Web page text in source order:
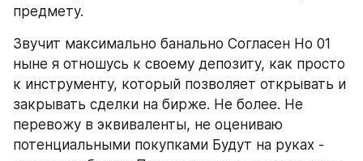
предмету.
Звучит максимально банально Согласен Но 01
ныне я отношусь к своему депозиту, как просто
к инструменту, который позволяет открывать и
закрывать сделки на бирже. Не более. Не
перевожу в эквиваленты, не оцениваю
потенциальными покупками Будут на руках -